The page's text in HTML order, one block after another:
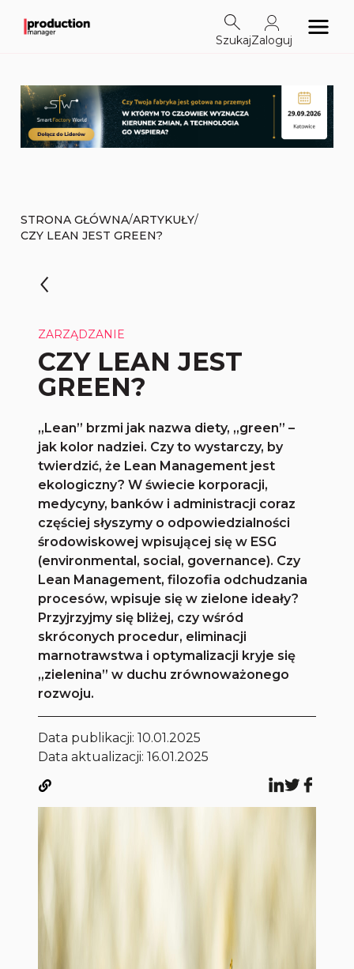
SzukajZaloguj
STRONA GŁÓWNA/ARTYKUŁY/
CZY LEAN JEST GREEN?
ZARZĄDZANIE
CZY LEAN JEST
GREEN?
„Lean” brzmi jak nazwa diety, „green” –
jak kolor nadziei. Czy to wystarczy, by
twierdzić, że Lean Management jest
ekologiczny? W świecie korporacji,
medycyny, banków i administracji coraz
częściej słyszymy o odpowiedzialności
środowiskowej wpisującej się w ESG
(environmental, social, governance). Czy
Lean Management, filozofia odchudzania
procesów, wpisuje się w zielone ideały?
Przyjrzyjmy się bliżej, czy wśród
skróconych procedur, eliminacji
marnotrawstwa i optymalizacji kryje się
„zielenina” w duchu zrównoważonego
rozwoju.
Data publikacji:10.01.2025
Data aktualizacji: 16.01.2025